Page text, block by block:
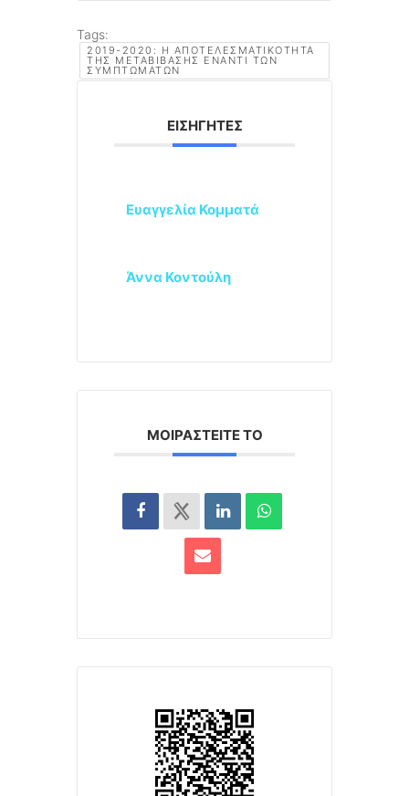
Tags:
2019-2020: Η ΑΠΟΤΕΛΕΣΜΑΤΙΚΌΤΗΤΑ
ΤΗΣ ΜΕΤΑΒΊΒΑΣΗΣ ΈΝΑΝΤΙ ΤΩΝ
ΣΥΜΠΤΩΜΆΤΩΝ
ΕΙΣΗΓΗΤΈΣ
Ευαγγελία Κομματά
Άννα Κοντούλη
ΜΟΙΡΑΣΤΕΊΤΕ ΤΟ